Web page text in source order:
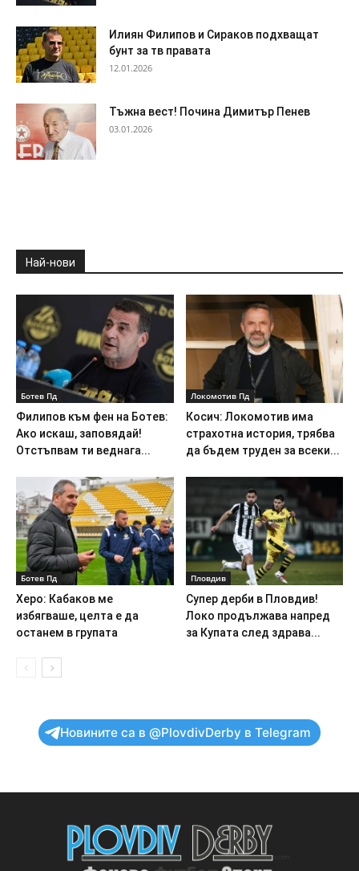
Илиян Филипов и Сираков подхващат
бунт за тв правата
12.01.2026
Тъжна вест! Почина Димитър Пенев
03.01.2026
Най-нови
Ботев Пд
Филипов към фен на Ботев:
Ако искаш, заповядай!
Отстъпвам ти веднага...
Локомотив Пд
Косич: Локомотив има
страхотна история, трябва
да бъдем труден за всеки...
Ботев Пд
Херо: Кабаков ме
избягваше, целта е да
останем в групата
Пловдив
Супер дерби в Пловдив!
Локо продължава напред
за Купата след здрава...
Новините са в @PlovdivDerby в Telegram